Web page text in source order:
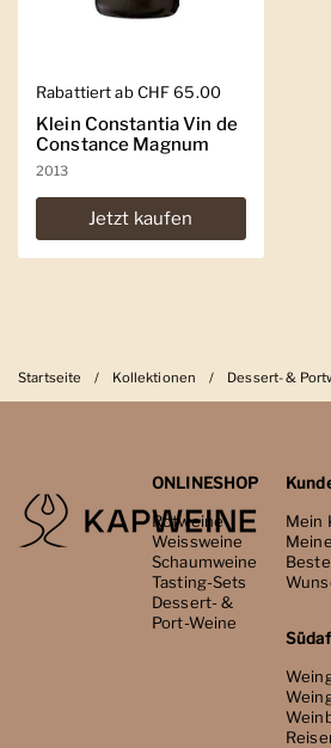
Regulärer Preis
Rabattiert ab CHF 65.00
Klein Constantia Vin de
Constance Magnum
2013
Jetzt kaufen
Startseite / Kollektionen / Dessert- &
ONLINESHOP
Rotweine
Weissweine
Schaumweine
Tasting-Sets
Dessert- &
Port-Weine
Mein
Meine